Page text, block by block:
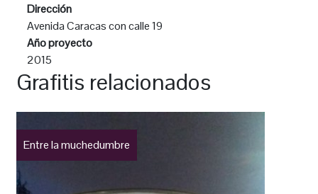
Dirección
Avenida Caracas con calle 19
Año proyecto
2015
Grafitis relacionados
Entre la muchedumbre